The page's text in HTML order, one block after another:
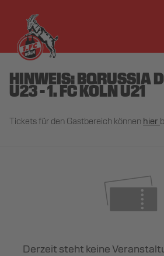
HINWEIS: BORUSSIA
U23 - 1. FC KÖLN U21
Tickets für den Gastbereich können hier
Derzeit steht keine